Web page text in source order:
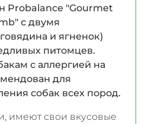
Probalance "Gourmet
с двумя
и ягненок)
питомцев.
с аллергией на
для
собак всех пород.
имеют cвои вкусовые